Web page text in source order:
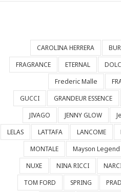
CAROLINA HERRERA
ETERNAL
FRAGRANCE
Frederic Malle
GRANDEUR ESSENCE
GUCCI
JENNY GLOW
JIVAGO
LANCOME
LATTAFA
LELAS
Mayson Legend
MONTALE
NINA RICCI
NUXE
SPRING
TOM FORD